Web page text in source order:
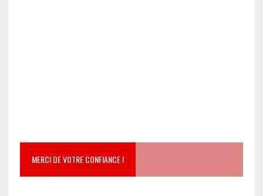
MERCI DE VOTRE CONFIANCE !